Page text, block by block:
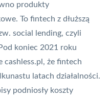
produkty
To fintech z dłuższą
social lending, czyli
koniec 2021 roku
cashless.pl, że fintech
latach działalności.
podniosły koszty